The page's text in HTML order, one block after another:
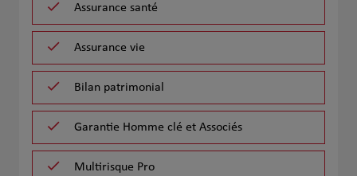
Assurance santé
Assurance vie
Bilan patrimonial
Garantie Homme clé et Associés
Multirisque Pro